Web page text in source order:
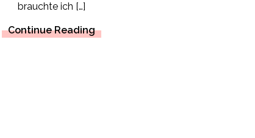
brauchte ich […]
Continue Reading